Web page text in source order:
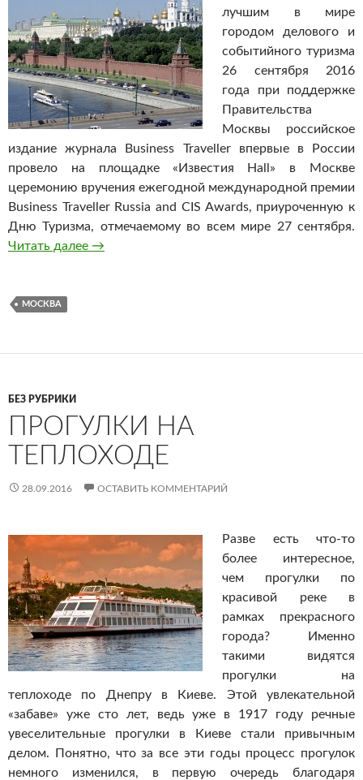
лучшим в мире
городом делового и
событийного туризма
26 сентября 2016
года при поддержке
Правительства
Москвы российское
издание журнала Business Traveller впервые в России
провело на площадке «Известия Hall» в Москве
церемонию вручения ежегодной международной премии
Business Traveller Russia and CIS Awards, приуроченную к
Дню Туризма, отмечаемому во всем мире 27 сентября.
Читать далее Москва признана лучшим в мире городом
→
МОСКВА
БЕЗ РУБРИКИ
ПРОГУЛКИ НА
ТЕПЛОХОДЕ
28.09.2016 ОСТАВИТЬ КОММЕНТАРИЙ
Разве есть что-то
более интересное,
чем прогулки по
красивой реке в
рамках прекрасного
города? Именно
такими видятся
прогулки на
теплоходе по Днепру в Киеве. Этой увлекательной
«забаве» уже сто лет, ведь уже в 1917 году речные
увеселительные прогулки в Киеве стали привычным
делом. Понятно, что за все эти годы процесс прогулок
немного изменился, в первую очередь благодаря